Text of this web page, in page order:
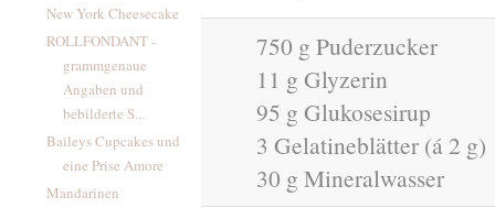
New York Cheesecake
ROLLFONDANT -
grammgenaue
Angaben und
bebilderte S...
Baileys Cupcakes und
eine Prise Amore
Mandarinen
750 g Puderzucker
11 g Glyzerin
95 g Glukosesirup
3 Gelatineblätter (á 2 g)
30 g Mineralwasser